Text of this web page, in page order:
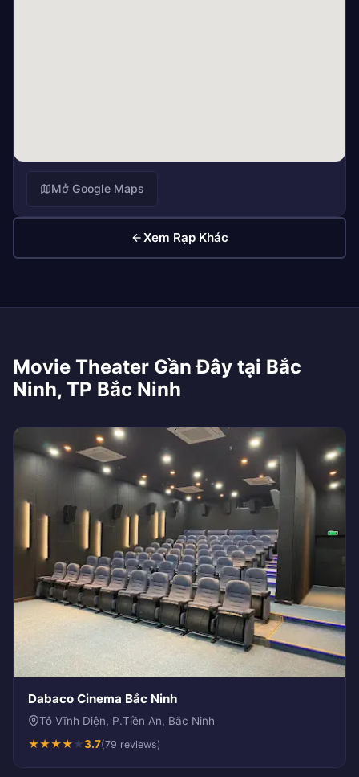
Mở Google Maps
Xem Rạp Khác
Movie Theater Gần Đây tại Bắc
Ninh, TP Bắc Ninh
Dabaco Cinema Bắc Ninh
Tô Vĩnh Diện, P.Tiền An, Bắc Ninh
★★★★★3.7(79 reviews)